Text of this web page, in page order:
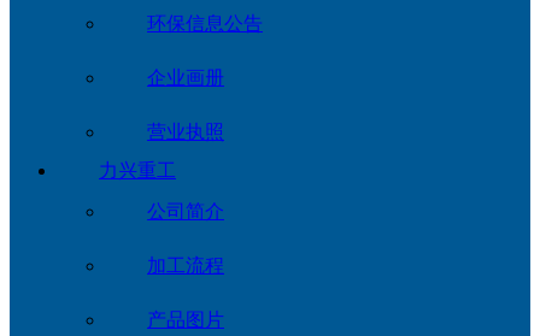
环保信息公告
企业画册
营业执照
力兴重工
公司简介
加工流程
产品图片